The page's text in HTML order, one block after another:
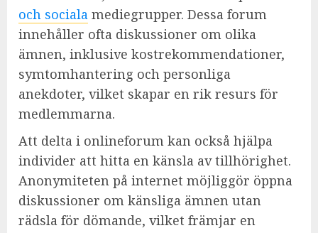
och sociala mediegrupper. Dessa forum
innehåller ofta diskussioner om olika
ämnen, inklusive kostrekommendationer,
symtomhantering och personliga
anekdoter, vilket skapar en rik resurs för
medlemmarna.
Att delta i onlineforum kan också hjälpa
individer att hitta en känsla av tillhörighet.
Anonymiteten på internet möjliggör öppna
diskussioner om känsliga ämnen utan
rädsla för dömande, vilket främjar en